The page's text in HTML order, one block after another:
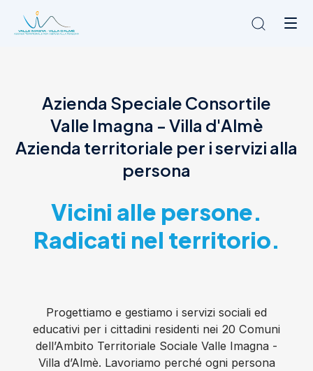
L'Ambito
Cosa facciamo
News
Amministrazione trasparente
Azienda Speciale Consortile
Valle Imagna - Villa d'Almè
Azienda territoriale per i servizi alla
persona
Vicini alle persone.
Radicati nel territorio.
Progettiamo e gestiamo i servizi sociali ed
educativi per i cittadini residenti nei 20 Comuni
dell’Ambito Territoriale Sociale Valle Imagna -
Villa d’Almè. Lavoriamo perché ogni persona